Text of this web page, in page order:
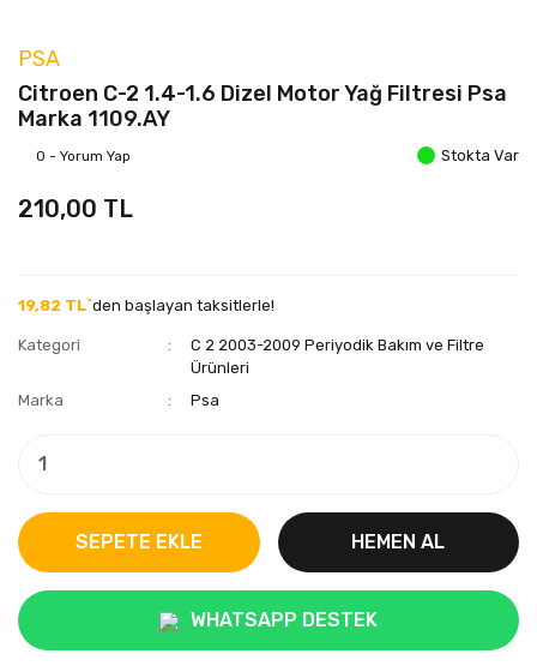
PSA
Citroen C-2 1.4-1.6 Dizel Motor Yağ Filtresi Psa
Marka 1109.AY
0 - Yorum Yap Stokta Var
210,00 TL
19,82 TL`den başlayan taksitlerle!
Kategori
C 2 2003-2009 Periyodik Bakım ve Filtre
Ürünleri
Marka
Psa
SEPETE EKLE HEMEN AL
WHATSAPP DESTEK